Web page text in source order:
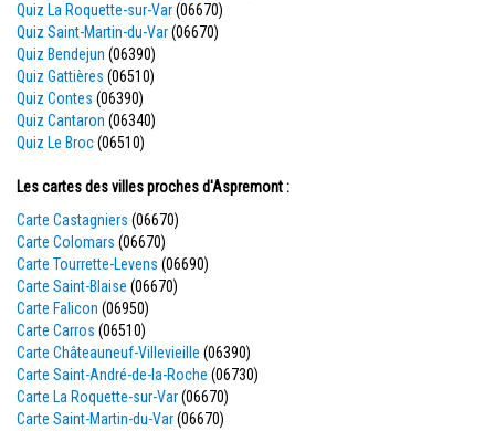
Quiz La Roquette-sur-Var(06670)
Quiz Saint-Martin-du-Var(06670)
Quiz Bendejun (06390)
Quiz Gattières (06510)
Quiz Contes (06390)
Quiz Cantaron (06340)
Quiz Le Broc(06510)
Les cartes des villes proches d'Aspremont :
Carte Castagniers (06670)
Carte Colomars (06670)
Carte Tourrette-Levens (06690)
Carte Saint-Blaise (06670)
Carte Falicon (06950)
Carte Carros (06510)
Carte Châteauneuf-Villevieille (06390)
Carte Saint-André-de-la-Roche (06730)
Carte La Roquette-sur-Var(06670)
Carte Saint-Martin-du-Var(06670)